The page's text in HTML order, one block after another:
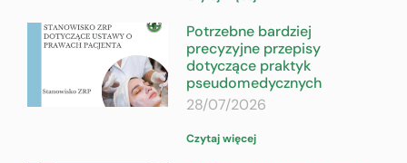
Potrzebne bardziej
precyzyjne przepisy
dotyczące praktyk
pseudomedycznych
28/07/2026
Czytaj więcej